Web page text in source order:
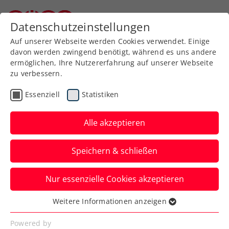
Zurück zur Newsübersicht
Turniere
US Open: Grabher
verpasst mit
Handgelenksverletzung
ihr Debüt
Pech für Österreichs Nummer eins: Aus
dem Start beim Grand-Slam-Turnier in
New York wird nichts.
Datenschutzeinstellungen
Auf unserer Webseite werden Cookies verwendet. Einige
davon werden zwingend benötigt, während es uns andere
ermöglichen, Ihre Nutzererfahrung auf unserer Webseite
zu verbessern.
Essenziell Statistiken
Alle akzeptieren
Speichern & schließen
Nur essenzielle Cookies akzeptieren
Essenziell
Essenzielle Cookies werden für grundlegende
Weitere Informationen anzeigen
Powered by